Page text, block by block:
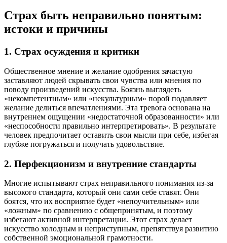
Страх быть неправильно понятым:
истоки и причины
1. Страх осуждения и критики
Общественное мнение и желание одобрения зачастую
заставляют людей скрывать свои чувства или мнения по
поводу произведений искусства. Боязнь выглядеть
«некомпетентным» или «некультурным» порой подавляет
желание делиться впечатлениями. Эта тревога основана на
внутреннем ощущении «недостаточной образованности» или
«неспособности правильно интерпретировать». В результате
человек предпочитает оставить свои мысли при себе, избегая
глубже погружаться и получать удовольствие.
2. Перфекционизм и внутренние стандарты
Многие испытывают страх неправильного понимания из-за
высокого стандарта, который они сами себе ставят. Они
боятся, что их восприятие будет «непоучительным» или
«ложным» по сравнению с общепринятым, и поэтому
избегают активной интерпретации. Этот страх делает
искусство холодным и неприступным, препятствуя развитию
собственной эмоциональной грамотности.